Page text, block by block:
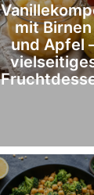
mit Birnen
und Apfel